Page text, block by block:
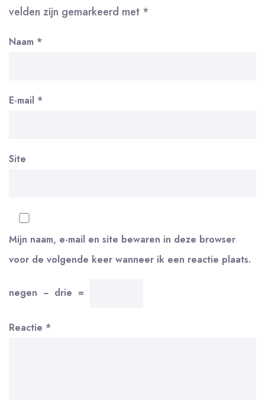
velden zijn gemarkeerd met *
Naam *
E-mail *
Site
Mijn naam, e-mail en site bewaren in deze browser
voor de volgende keer wanneer ik een reactie plaats.
negen − drie =
Reactie *